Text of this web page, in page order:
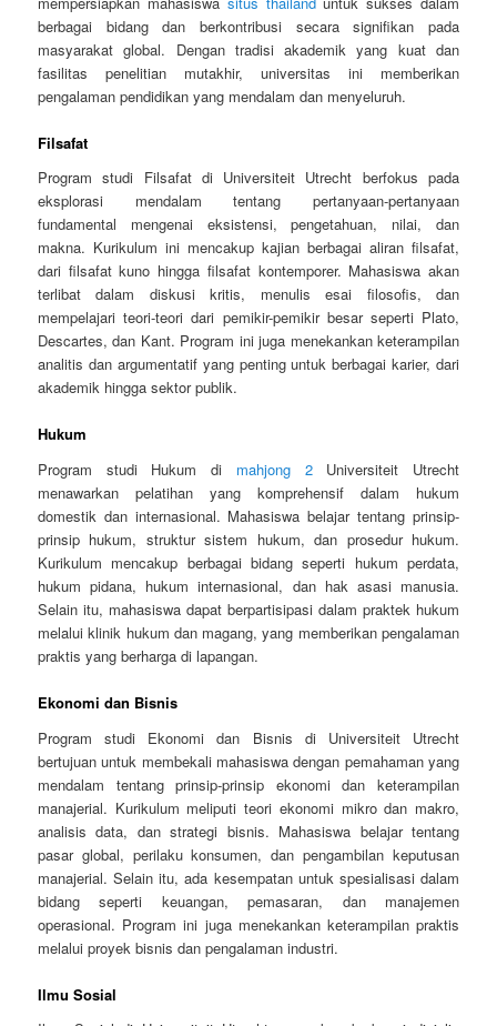
berbagai bidang dan berkontribusi secara signifikan pada
masyarakat global. Dengan tradisi akademik yang kuat dan
fasilitas penelitian mutakhir, universitas ini memberikan
pengalaman pendidikan yang mendalam dan menyeluruh.
Filsafat
Program studi Filsafat di Universiteit Utrecht berfokus pada
eksplorasi mendalam tentang pertanyaan-pertanyaan
fundamental mengenai eksistensi, pengetahuan, nilai, dan
makna. Kurikulum ini mencakup kajian berbagai aliran filsafat,
dari filsafat kuno hingga filsafat kontemporer. Mahasiswa akan
terlibat dalam diskusi kritis, menulis esai filosofis, dan
mempelajari teori-teori dari pemikir-pemikir besar seperti Plato,
Descartes, dan Kant. Program ini juga menekankan keterampilan
analitis dan argumentatif yang penting untuk berbagai karier, dari
akademik hingga sektor publik.
Hukum
Program studi Hukum di mahjong 2Universiteit Utrecht
menawarkan pelatihan yang komprehensif dalam hukum
domestik dan internasional. Mahasiswa belajar tentang prinsip-
prinsip hukum, struktur sistem hukum, dan prosedur hukum.
Kurikulum mencakup berbagai bidang seperti hukum perdata,
hukum pidana, hukum internasional, dan hak asasi manusia.
Selain itu, mahasiswa dapat berpartisipasi dalam praktek hukum
melalui klinik hukum dan magang, yang memberikan pengalaman
praktis yang berharga di lapangan.
Ekonomi dan Bisnis
Program studi Ekonomi dan Bisnis di Universiteit Utrecht
bertujuan untuk membekali mahasiswa dengan pemahaman yang
mendalam tentang prinsip-prinsip ekonomi dan keterampilan
manajerial. Kurikulum meliputi teori ekonomi mikro dan makro,
analisis data, dan strategi bisnis. Mahasiswa belajar tentang
pasar global, perilaku konsumen, dan pengambilan keputusan
manajerial. Selain itu, ada kesempatan untuk spesialisasi dalam
bidang seperti keuangan, pemasaran, dan manajemen
operasional. Program ini juga menekankan keterampilan praktis
melalui proyek bisnis dan pengalaman industri.
Ilmu Sosial